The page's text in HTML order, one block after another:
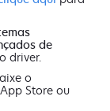
de
driver.
o
Store ou